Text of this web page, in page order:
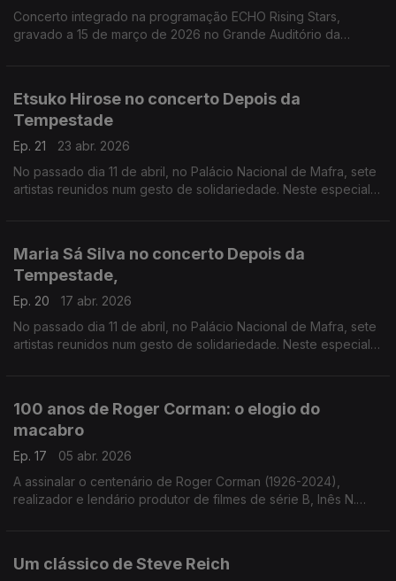
Concerto integrado na programação ECHO Rising Stars,
gravado a 15 de março de 2026 no Grande Auditório da
Etsuko Hirose no concerto Depois da
Tempestade
Ep. 21
23 abr. 2026
No passado dia 11 de abril, no Palácio Nacional de Mafra, sete
artistas reunidos num gesto de solidariedade. Neste especial
Maria Sá Silva no concerto Depois da
Tempestade,
Ep. 20
17 abr. 2026
No passado dia 11 de abril, no Palácio Nacional de Mafra, sete
artistas reunidos num gesto de solidariedade. Neste especial
100 anos de Roger Corman: o elogio do
macabro
Ep. 17
05 abr. 2026
A assinalar o centenário de Roger Corman (1926-2024),
realizador e lendário produtor de filmes de série B, Inês N.
Um clássico de Steve Reich